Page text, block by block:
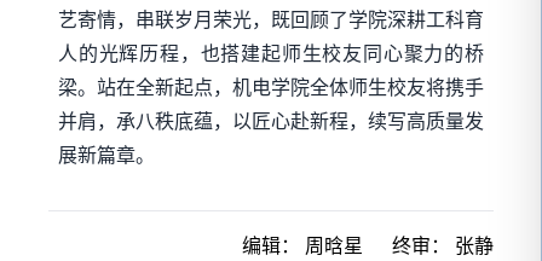
艺寄情，串联岁月荣光，既回顾了学院深耕工科育
人的光辉历程，也搭建起师生校友同心聚力的桥
梁。站在全新起点，机电学院全体师生校友将携手
并肩，承八秩底蕴，以匠心赴新程，续写高质量发
展新篇章。
编辑： 周晗星 终审： 张静